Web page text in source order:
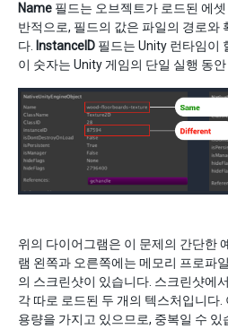
Name 필드는 오브젝트가 로드된 에
반적으로, 필드의 값은 파일의 경로와
다. InstanceID 필드는 Unity 런타임이
이 숫자는 Unity 게임의 단일 실행 동
위의 다이어그램은 이 문제의 간단한
램 왼쪽과 오른쪽에는 메모리 프로파
의 스크린샷이 있습니다. 스크린샷에
각 따로 로드된 두 개의 텍스처입니다
용량을 가지고 있으므로, 중복일 수 있